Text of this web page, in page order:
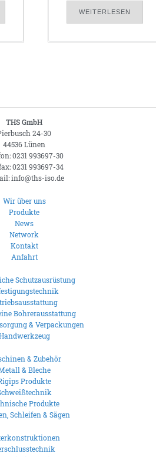
WEITERLESEN
THS GmbH
24-30
44536 Lünen
0231 993697-30
0231 993697-34
info@ths-iso.de
Wir über uns
Produkte
News
Network
Kontakt
Anfahrt
Schutzausrüstung
Bohrerausstattung
& Verpackungen
& Zubehör
& Bleche
Produkte
Produkte
Schleifen & Sägen